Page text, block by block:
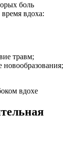
боль
вдоха:
травм;
новообразования;
вдохе